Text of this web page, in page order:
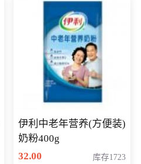
伊利中老年营养(方便装)
奶粉400g
32.00
库存1723